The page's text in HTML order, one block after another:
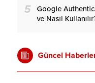
5
Google
ve Nasıl
Güncel